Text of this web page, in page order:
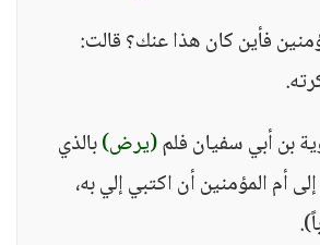
فأين كان هذا عنك؟ قالت:
بن أبي سفيان فلم(يرض)بالذي
أم المؤمنين أن اكتبي إلي به،